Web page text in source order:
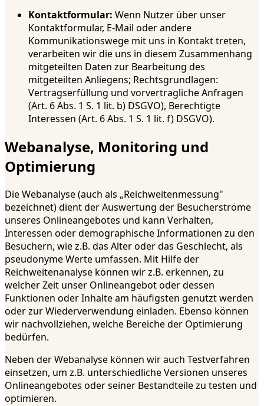
Kontaktformular: Wenn Nutzer über unser
Kontaktformular, E-Mail oder andere
Kommunikationswege mit uns in Kontakt treten,
verarbeiten wir die uns in diesem Zusammenhang
mitgeteilten Daten zur Bearbeitung des
mitgeteilten Anliegens; Rechtsgrundlagen:
Vertragserfüllung und vorvertragliche Anfragen
(Art. 6 Abs. 1 S. 1 lit. b) DSGVO), Berechtigte
Interessen (Art. 6 Abs. 1 S. 1 lit. f) DSGVO).
Webanalyse, Monitoring und
Optimierung
Die Webanalyse (auch als „Reichweitenmessung"
bezeichnet) dient der Auswertung der Besucherströme
unseres Onlineangebotes und kann Verhalten,
Interessen oder demographische Informationen zu den
Besuchern, wie z.B. das Alter oder das Geschlecht, als
pseudonyme Werte umfassen. Mit Hilfe der
Reichweitenanalyse können wir z.B. erkennen, zu
welcher Zeit unser Onlineangebot oder dessen
Funktionen oder Inhalte am häufigsten genutzt werden
oder zur Wiederverwendung einladen. Ebenso können
wir nachvollziehen, welche Bereiche der Optimierung
bedürfen.
Neben der Webanalyse können wir auch Testverfahren
einsetzen, um z.B. unterschiedliche Versionen unseres
Onlineangebotes oder seiner Bestandteile zu testen und
optimieren.